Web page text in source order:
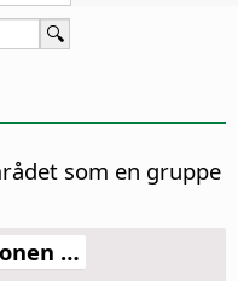
som en gruppe
…